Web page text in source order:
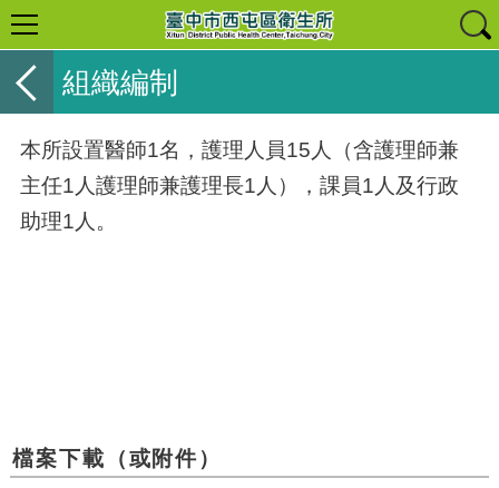
組織編制
本所設置醫師1名， 護理人員15人（含護理師兼
主任1人護理師兼護理長1人）
， 課員1人及行政
助理1人 。
檔案下載（或附件）